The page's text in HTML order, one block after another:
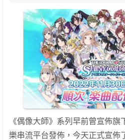
《偶像大師》系列早前曾宣佈
樂串流平台發佈，今天正式宣佈